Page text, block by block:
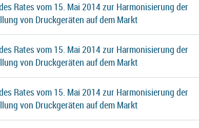
Rates vom 15. Mai 2014 zur Harmonisierung der
von Druckgeräten auf dem Markt
Rates vom 15. Mai 2014 zur Harmonisierung der
von Druckgeräten auf dem Markt
Rates vom 15. Mai 2014 zur Harmonisierung der
von Druckgeräten auf dem Markt